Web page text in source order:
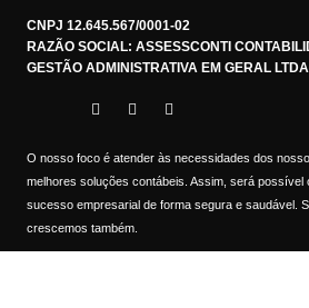
CNPJ 12.645.567/0001-02
RAZÃO SOCIAL: ASSESSCONTI
GESTÃO ADMINISTRATIVA EM GERAL LTDA
O nosso foco é atender às necessidades dos
melhores soluções contábeis. Assim, será possível
sucesso empresarial de forma segura e saudável.
crescemos também.